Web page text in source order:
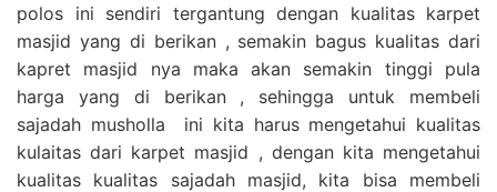
polos ini sendiri tergantung dengan kualitas karpet
masjid yang di berikan , semakin bagus kualitas dari
kapret masjid nya maka akan semakin tinggi pula
harga yang di berikan , sehingga untuk membeli
sajadah musholla ini kita harus mengetahui kualitas
kulaitas dari karpet masjid , dengan kita mengetahui
kualitas kualitas sajadah masjid, kita bisa membeli